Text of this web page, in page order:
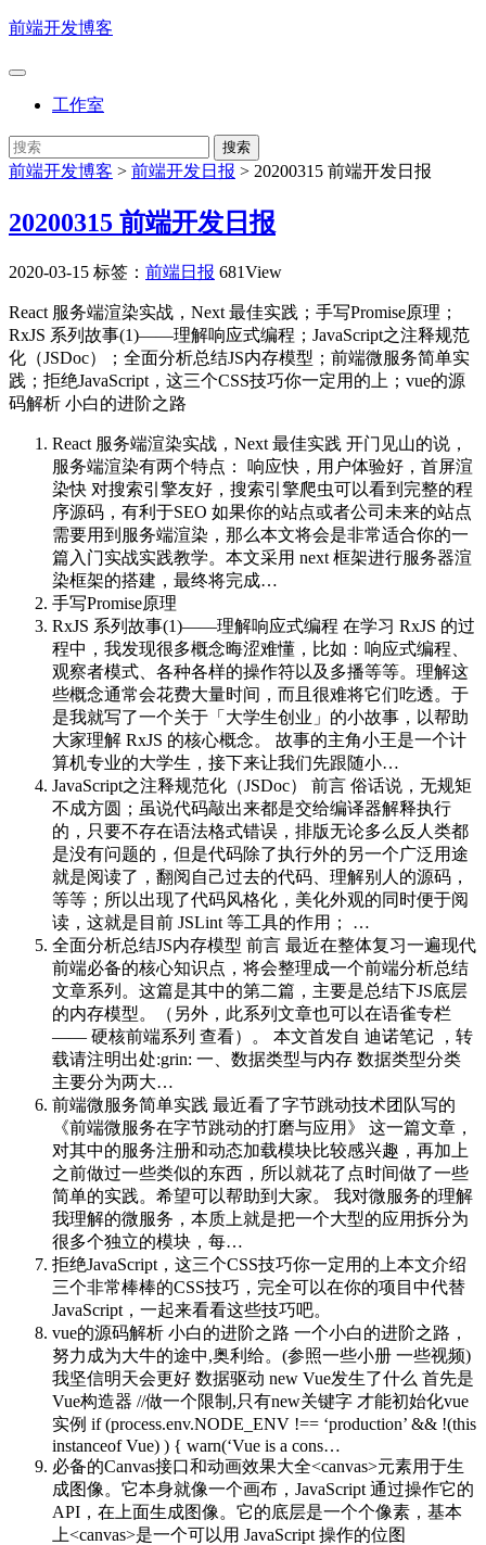
前端开发博客
工作室
前端开发博客 > 前端开发日报 > 20200315 前端开发日报
20200315 前端开发日报
2020-03-15 标签： 前端日报 681View
React 服务端渲染实战，Next 最佳实践；手写Promise原理；
RxJS 系列故事(1)——理解响应式编程；JavaScript之注释规范
化（JSDoc）；全面分析总结JS内存模型；前端微服务简单实
践；拒绝JavaScript，这三个CSS技巧你一定用的上​；vue的源
码解析 小白的进阶之路
React 服务端渲染实战，Next 最佳实践 开门见山的说，
服务端渲染有两个特点： 响应快，用户体验好，首屏渲
染快 对搜索引擎友好，搜索引擎爬虫可以看到完整的程
序源码，有利于SEO 如果你的站点或者公司未来的站点
需要用到服务端渲染，那么本文将会是非常适合你的一
篇入门实战实践教学。本文采用 next 框架进行服务器渲
染框架的搭建，最终将完成…
手写Promise原理
RxJS 系列故事(1)——理解响应式编程 在学习 RxJS 的过
程中，我发现很多概念晦涩难懂，比如：响应式编程、
观察者模式、各种各样的操作符以及多播等等。理解这
些概念通常会花费大量时间，而且很难将它们吃透。于
是我就写了一个关于「大学生创业」的小故事，以帮助
大家理解 RxJS 的核心概念。 故事的主角小王是一个计
算机专业的大学生，接下来让我们先跟随小…
JavaScript之注释规范化（JSDoc）
前言 俗话说，无规矩
不成方圆；虽说代码敲出来都是交给编译器解释执行
的，只要不存在语法格式错误，排版无论多么反人类都
是没有问题的，但是代码除了执行外的另一个广泛用途
就是阅读了，翻阅自己过去的代码、理解别人的源码，
等等；所以出现了代码风格化，美化外观的同时便于阅
读，这就是目前 JSLint 等工具的作用； …
全面分析总结JS内存模型 前言 最近在整体复习一遍现代
前端必备的核心知识点，将会整理成一个前端分析总结
文章系列。这篇是其中的第二篇，主要是总结下JS底层
的内存模型。（另外，此系列文章也可以在语雀专栏
—— 硬核前端系列 查看）。 本文首发自 迪诺笔记 ，转
载请注明出处:grin: 一、数据类型与内存 数据类型分类
主要分为两大…
前端微服务简单实践 最近看了字节跳动技术团队写的
《前端微服务在字节跳动的打磨与应用》 这一篇文章，
对其中的服务注册和动态加载模块比较感兴趣，再加上
之前做过一些类似的东西，所以就花了点时间做了一些
简单的实践。希望可以帮助到大家。 我对微服务的理解
我理解的微服务，本质上就是把一个大型的应用拆分为
很多个独立的模块，每…
拒绝JavaScript，这三个CSS技巧你一定用的上​本文介绍
三个非常棒棒的CSS技巧，完全可以在你的项目中代替
JavaScript，一起来看看这些技巧吧。
vue的源码解析 小白的进阶之路 一个小白的进阶之路，
努力成为大牛的途中,奥利给。(参照一些小册 一些视频)
我坚信明天会更好 数据驱动 new Vue发生了什么 首先是
Vue构造器 //做一个限制,只有new关键字 才能初始化vue
实例 if (process.env.NODE_ENV !== ‘production’ && !(this
instanceof Vue) ) { warn(‘Vue is a cons…
必备的Canvas接口和动画效果大全<canvas>元素用于生
成图像。它本身就像一个画布，JavaScript 通过操作它的
API，在上面生成图像。它的底层是一个个像素，基本
上<canvas>是一个可以用 JavaScript 操作的位图